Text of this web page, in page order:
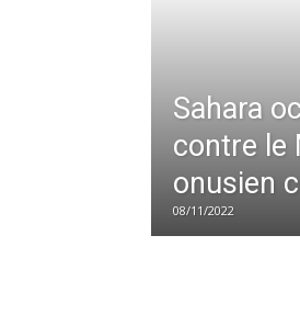
Sahara
contre le
onusien
08/11/2022